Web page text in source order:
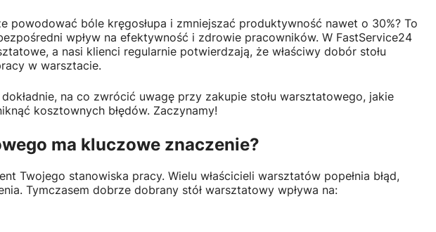
powodować bóle kręgosłupa i zmniejszać produktywność nawet o 30%? To
wpływ na efektywność i zdrowie pracowników. W FastService24
a nasi klienci regularnie potwierdzają, że właściwy dobór stołu
w warsztacie.
na co zwrócić uwagę przy zakupie stołu warsztatowego, jakie
kosztownych błędów. Zaczynamy!
ma kluczowe znaczenie?
Twojego stanowiska pracy. Wielu właścicieli warsztatów popełnia błąd,
Tymczasem dobrze dobrany stół warsztatowy wpływa na: